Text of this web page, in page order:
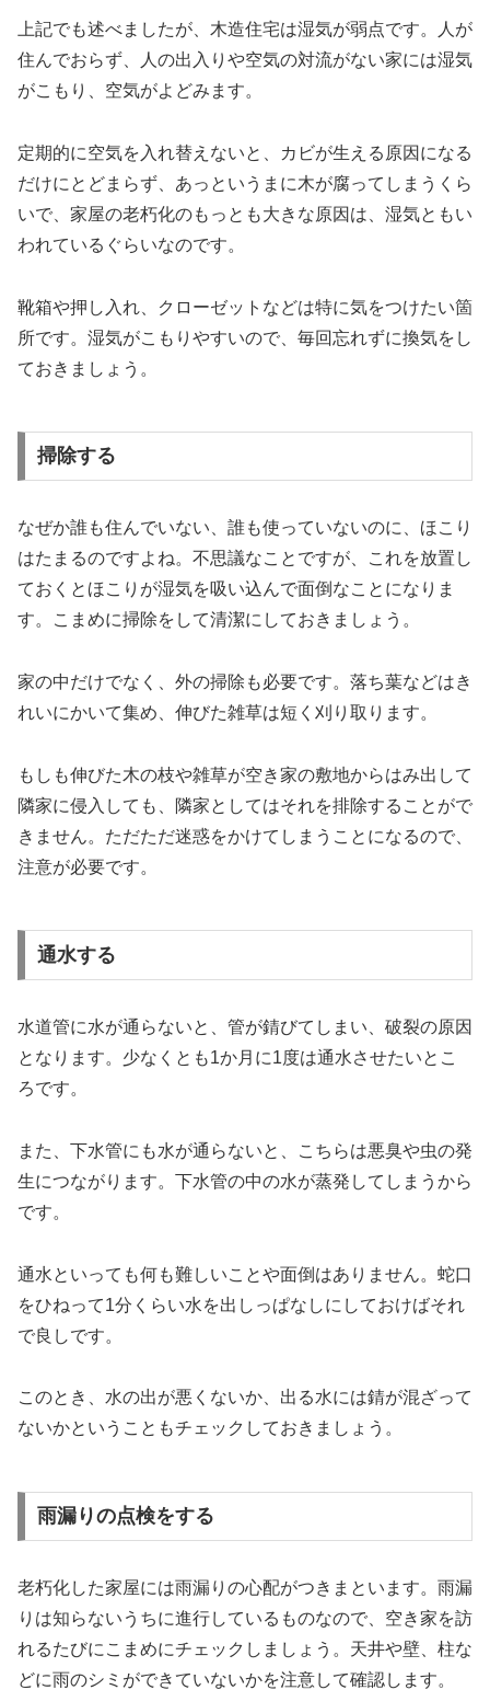
上記でも述べましたが、木造住宅は湿気が弱点です。人が
住んでおらず、人の出入りや空気の対流がない家には湿気
がこもり、空気がよどみます。
定期的に空気を入れ替えないと、カビが生える原因になる
だけにとどまらず、あっというまに木が腐ってしまうくら
いで、家屋の老朽化のもっとも大きな原因は、湿気ともい
われているぐらいなのです。
靴箱や押し入れ、クローゼットなどは特に気をつけたい箇
所です。湿気がこもりやすいので、毎回忘れずに換気をし
ておきましょう。
掃除する
なぜか誰も住んでいない、誰も使っていないのに、ほこり
はたまるのですよね。不思議なことですが、これを放置し
ておくとほこりが湿気を吸い込んで面倒なことになりま
す。こまめに掃除をして清潔にしておきましょう。
家の中だけでなく、外の掃除も必要です。落ち葉などはき
れいにかいて集め、伸びた雑草は短く刈り取ります。
もしも伸びた木の枝や雑草が空き家の敷地からはみ出して
隣家に侵入しても、隣家としてはそれを排除することがで
きません。ただただ迷惑をかけてしまうことになるので、
注意が必要です。
通水する
水道管に水が通らないと、管が錆びてしまい、破裂の原因
となります。少なくとも1か月に1度は通水させたいとこ
ろです。
また、下水管にも水が通らないと、こちらは悪臭や虫の発
生につながります。下水管の中の水が蒸発してしまうから
です。
通水といっても何も難しいことや面倒はありません。蛇口
をひねって1分くらい水を出しっぱなしにしておけばそれ
で良しです。
このとき、水の出が悪くないか、出る水には錆が混ざって
ないかということもチェックしておきましょう。
雨漏りの点検をする
老朽化した家屋には雨漏りの心配がつきまといます。雨漏
りは知らないうちに進行しているものなので、空き家を訪
れるたびにこまめにチェックしましょう。天井や壁、柱な
どに雨のシミができていないかを注意して確認します。